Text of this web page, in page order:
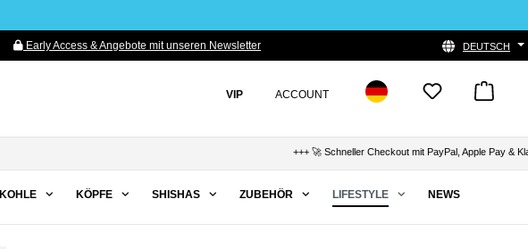
Early Access & Angebote mit unseren Newsletter DEUTSCH
VIP ACCOUNT
+++ 🚀 Schneller Checkout mit PayPal, Apple Pay &
KOHLE KÖPFE SHISHAS ZUBEHÖR LIFESTYLE NEWS